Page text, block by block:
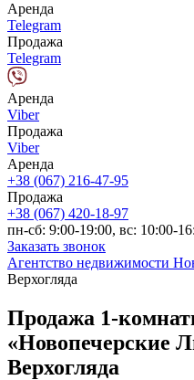
Аренда
Telegram
Продажа
Telegram
Аренда
Viber
Продажа
Viber
Аренда
+38 (067) 216-47-95
Продажа
+38 (067) 420-18-97
пн-сб: 9:00-19:00, вс: 10:00-
Заказать звонок
Агентство недвижимости
Верхогляда
Продажа 1-
«Новопечерские
Верхогляда